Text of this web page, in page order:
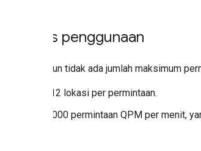
Batas penggunaan
Meskipun tidak ada jumlah maksimum
512 lokasi per permintaan.
6.000 permintaan QPM per menit,